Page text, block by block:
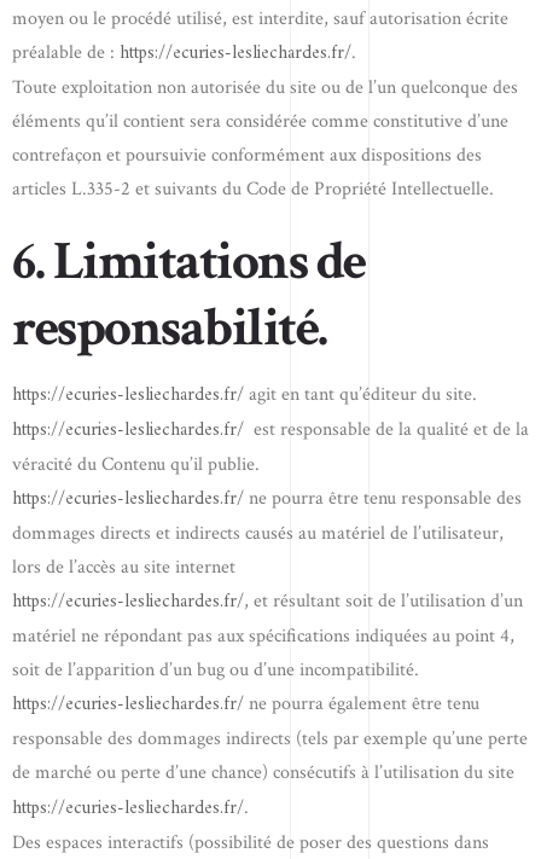
moyen ou le procédé utilisé, est interdite, sauf autorisation écrite
préalable de : https://ecuries-lesliechardes.fr/.
Toute exploitation non autorisée du site ou de l’un quelconque des
éléments qu’il contient sera considérée comme constitutive d’une
contrefaçon et poursuivie conformément aux dispositions des
articles L.335-2 et suivants du Code de Propriété Intellectuelle.
6. Limitations de
responsabilité.
https://ecuries-lesliechardes.fr/agit en tant qu’éditeur du site.
https://ecuries-lesliechardes.fr/ est responsable de la qualité et de la
véracité du Contenu qu’il publie.
https://ecuries-lesliechardes.fr/ne pourra être tenu responsable des
dommages directs et indirects causés au matériel de l’utilisateur,
lors de l’accès au site internet
https://ecuries-lesliechardes.fr/, et résultant soit de l’utilisation d’un
matériel ne répondant pas aux spécifications indiquées au point 4,
soit de l’apparition d’un bug ou d’une incompatibilité.
https://ecuries-lesliechardes.fr/ne pourra également être tenu
responsable des dommages indirects (tels par exemple qu’une perte
de marché ou perte d’une chance) consécutifs à l’utilisation du site
https://ecuries-lesliechardes.fr/.
Des espaces interactifs (possibilité de poser des questions dans